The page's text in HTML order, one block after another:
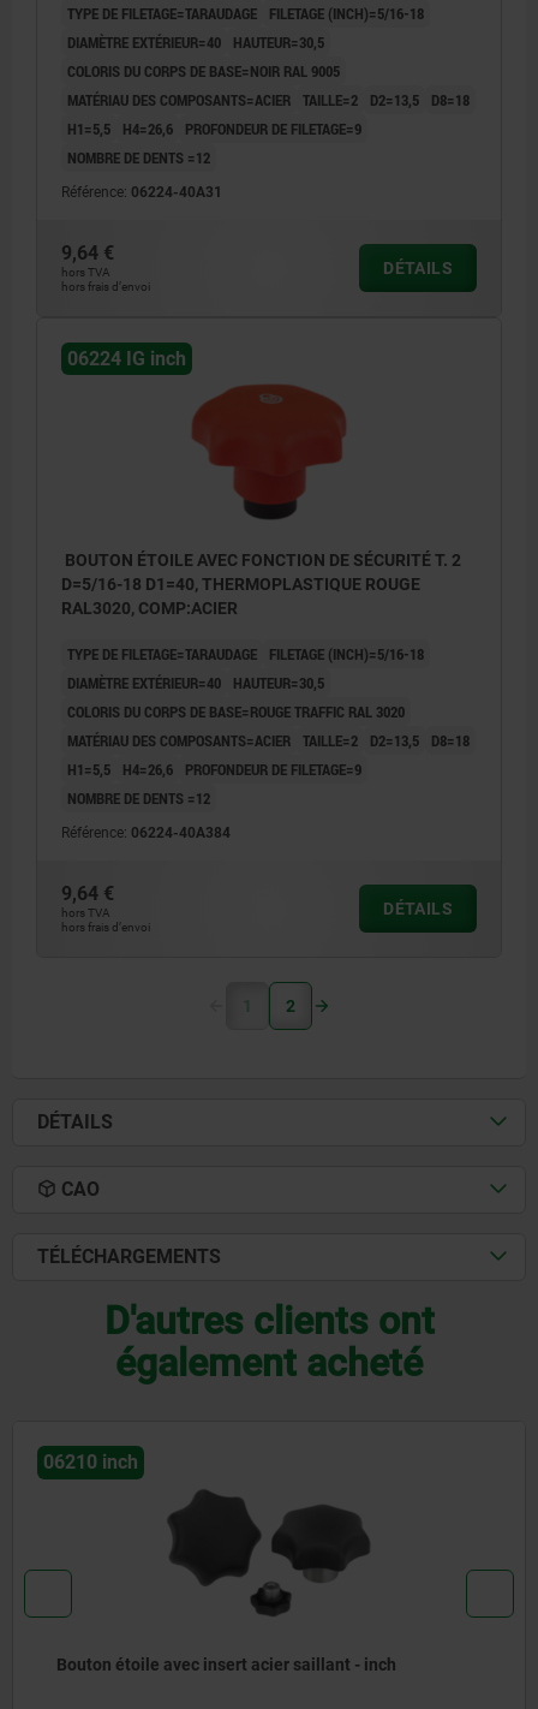
TYPE DE FILETAGE=TARAUDAGE
FILETAGE (INCH)=5/16-18
DIAMÈTRE EXTÉRIEUR=40
HAUTEUR=30,5
COLORIS DU CORPS DE BASE=NOIR RAL 9005
MATÉRIAU DES COMPOSANTS=ACIER TAILLE=2 D2=13,5
D8=18
H1=5,5
H4=26,6
PROFONDEUR DE FILETAGE=9
NOMBRE DE DENTS =12
Référence: 06224-40A31
9,64 €
hors TVA
hors frais d’envoi
DÉTAILS
06224 IG inch
BOUTON ÉTOILE AVEC FONCTION DE SÉCURITÉ T. 2
D=5/16-18 D1=40, THERMOPLASTIQUE ROUGE
RAL3020, COMP:ACIER
TYPE DE FILETAGE=TARAUDAGE
FILETAGE (INCH)=5/16-18
DIAMÈTRE EXTÉRIEUR=40
HAUTEUR=30,5
COLORIS DU CORPS DE BASE=ROUGE TRAFFIC RAL 3020
MATÉRIAU DES COMPOSANTS=ACIER TAILLE=2 D2=13,5
D8=18
H1=5,5
H4=26,6
PROFONDEUR DE FILETAGE=9
NOMBRE DE DENTS =12
Référence: 06224-40A384
9,64 €
hors TVA
hors frais d’envoi
DÉTAILS
1 2
DÉTAILS
CAO
TÉLÉCHARGEMENTS
D'autres clients ont
également acheté
06851 inch
Poignées à cinq branches en plastique